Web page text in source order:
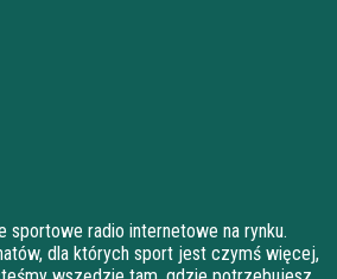
sportowe radio internetowe na rynku.
dla których sport jest czymś więcej,